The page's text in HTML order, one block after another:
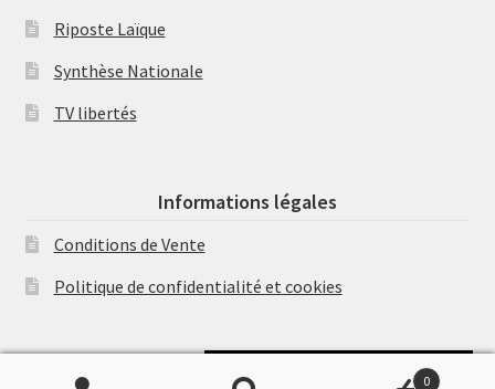
Riposte Laïque
Synthèse Nationale
TV libertés
Informations légales
Conditions de Vente
Politique de confidentialité et cookies
0
Soutenir Philippe Randa